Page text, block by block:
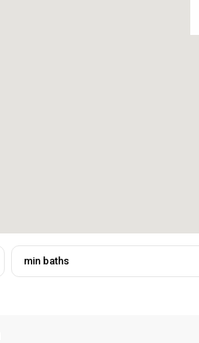
min baths